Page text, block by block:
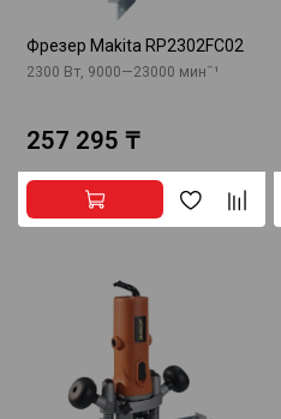
Фрезер Makita RP2302FC02
2300 Вт, 9000—23000 минˉ¹
257 295 ₸